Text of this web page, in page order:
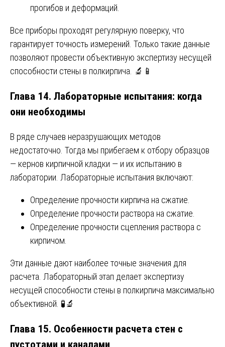
прогибов и деформаций.
Все приборы проходят регулярную поверку, что
гарантирует точность измерений. Только такие данные
позволяют провести объективную экспертизу несущей
способности стены в полкирпича. 🔬📱
Глава 14. Лабораторные испытания: когда
они необходимы
В ряде случаев неразрушающих методов
недостаточно. Тогда мы прибегаем к отбору образцов
— кернов кирпичной кладки — и их испытанию в
лаборатории. Лабораторные испытания включают:
Определение прочности кирпича на сжатие.
Определение прочности раствора на сжатие.
Определение прочности сцепления раствора с
кирпичом.
Эти данные дают наиболее точные значения для
расчета. Лабораторный этап делает экспертизу
несущей способности стены в полкирпича максимально
объективной. 🧪🔬
Глава 15. Особенности расчета стен с
пустотами и каналами